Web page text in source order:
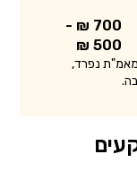
700 ₪ -
500 ₪
מאמ"ת נפרד,